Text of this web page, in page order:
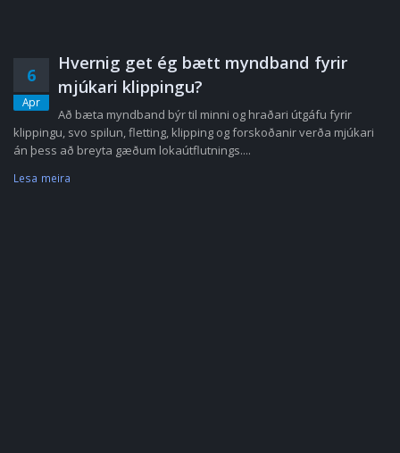
6
Apr
Hvernig get ég bætt myndband fyrir
mjúkari klippingu?
Að bæta myndband býr til minni og hraðari útgáfu fyrir
klippingu, svo spilun, fletting, klipping og forskoðanir verða mjúkari
án þess að breyta gæðum lokaútflutnings....
Lesa meira